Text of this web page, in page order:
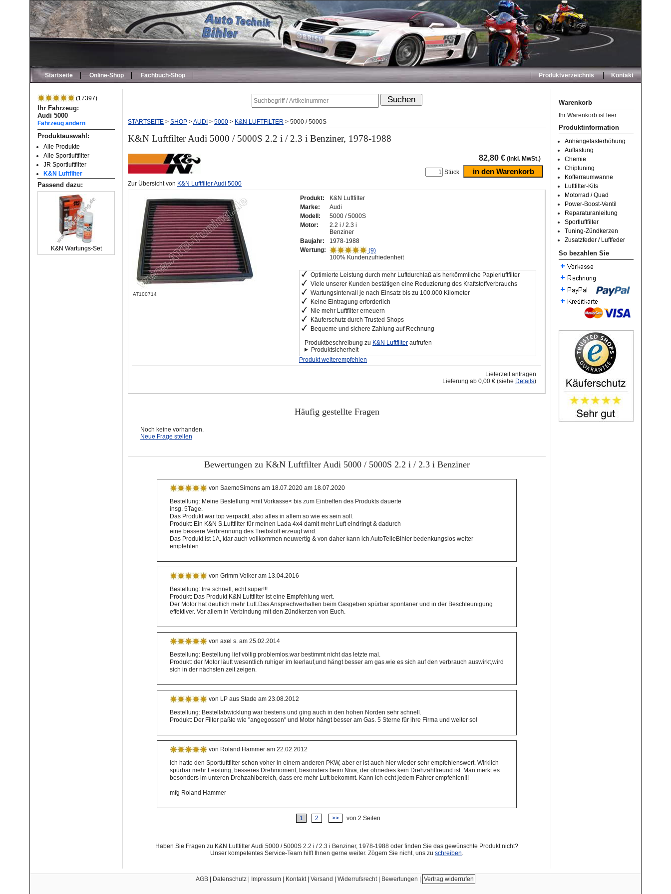
Startseite Online-Shop Fachbuch-Shop Produktverzeichnis Kontakt
(17397)
Ihr Fahrzeug:
Audi 5000
Fahrzeug ändern
Produktauswahl:
Alle Produkte
Alle Sportluftfilter
JR Sportluftfilter
K&N Luftfilter
Passend dazu:
K&N Wartungs-Set
Warenkorb
Ihr Warenkorb ist leer
Produktinformation
Anhängelasterhöhung
Auflastung
Chemie
Chiptuning
Kofferraumwanne
Luftfilter-Kits
Motorrad / Quad
Power-Boost-Ventil
Reparaturanleitung
Sportluftfilter
Tuning-Zündkerzen
Zusatzfeder / Luftfeder
So bezahlen Sie
STARTSEITE > SHOP >AUDI > 5000 > K&N LUFTFILTER > 5000 / 5000S
K&N Luftfilter Audi 5000 / 5000S 2.2 i / 2.3 i Benziner, 1978-1988
82,80 € (inkl. MwSt.)
Stück
Zur Übersicht von K&N Luftfilter Audi 5000
AT100714
Produkt:
K&N Luftfilter
Marke:
Audi
Modell:
5000 / 5000S
Motor:
2.2 i / 2.3 i
Benziner
Baujahr:
1978-1988
Wertung:
(9)
100% Kundenzufriedenheit
Optimierte Leistung durch mehr Luftdurchlaß als herkömmliche Papierluftfilter
Viele unserer Kunden bestätigen eine Reduzierung des Kraftstoffverbrauchs
Wartungsintervall je nach Einsatz bis zu 100.000 Kilometer
Keine Eintragung erforderlich
Nie mehr Luftfilter erneuern
Käuferschutz durch Trusted Shops
Bequeme und sichere Zahlung auf Rechnung
Produktbeschreibung zu K&N Luftfilter aufrufen
Produktsicherheit
Produkt weiterempfehlen
Lieferzeit anfragen
Lieferung ab 0,00 € (siehe Details)
Häufig gestellte Fragen
Noch keine vorhanden.
Neue Frage stellen
Bewertungen zu K&N Luftfilter Audi 5000 / 5000S 2.2 i / 2.3 i Benziner
von SaemoSimons am 18.07.2020 am 18.07.2020
Bestellung: Meine Bestellung >mit Vorkasse< bis zum Eintreffen des Produkts dauerte
insg. 5Tage.
Das Produkt war top verpackt, also alles in allem so wie es sein soll.
Produkt: Ein K&N S.Luftfilter für meinen Lada 4x4 damit mehr Luft eindringt & dadurch
eine bessere Verbrennung des Treibstoff erzeugt wird.
Das Produkt ist 1A, klar auch vollkommen neuwertig & von daher kann ich AutoTeileBihler bedenkungslos weiter
empfehlen.
von Grimm Volker am 13.04.2016
Bestellung: Irre schnell, echt super!!!
Produkt: Das Produkt K&N Luftfilter ist eine Empfehlung wert.
Der Motor hat deutlich mehr Luft.Das Ansprechverhalten beim Gasgeben spürbar spontaner und in der Beschleunigung
effektiver. Vor allem in Verbindung mit den Zündkerzen von Euch.
von axel s. am 25.02.2014
Bestellung: Bestellung lief völlig problemlos.war bestimmt nicht das letzte mal.
Produkt: der Motor läuft wesentlich ruhiger im leerlauf,und hängt besser am gas.wie es sich auf den verbrauch auswirkt,wird
sich in der nächsten zeit zeigen.
von LP aus Stade am 23.08.2012
Bestellung: Bestellabwicklung war bestens und ging auch in den hohen Norden sehr schnell.
Produkt: Der Filter paßte wie "angegossen" und Motor hängt besser am Gas. 5 Sterne für ihre Firma und weiter so!
von Roland Hammer am 22.02.2012
Ich hatte den Sportluftfilter schon voher in einem anderen PKW, aber er ist auch hier wieder sehr empfehlenswert. Wirklich
spürbar mehr Leistung, besseres Drehmoment, besonders beim Niva, der ohnedies kein Drehzahlfreund ist. Man merkt es
besonders im unteren Drehzahlbereich, dass ere mehr Luft bekommt. Kann ich echt jedem Fahrer empfehlen!!!
mfg Roland Hammer
1 2 >> von 2 Seiten
Haben Sie Fragen zu K&N Luftfilter Audi 5000 / 5000S 2.2 i / 2.3 i Benziner, 1978-1988 oder finden Sie das gewünschte Produkt nicht?
Unser kompetentes Service-Team hilft Ihnen gerne weiter. Zögern Sie nicht, uns zu schreiben
AGB | Datenschutz | Impressum | Kontakt | Versand | Widerrufsrecht | Bewertungen | Vertrag widerrufen